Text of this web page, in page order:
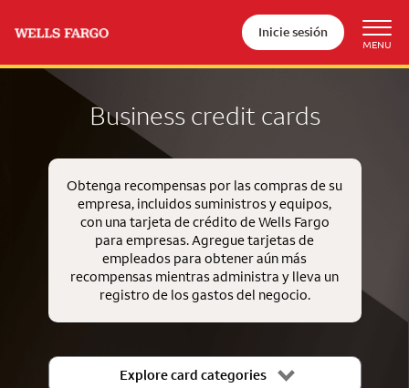
Inicie sesión
Business credit cards
Obtenga recompensas por las compras de su
empresa, incluidos suministros y equipos,
con una tarjeta de crédito de Wells Fargo
para empresas. Agregue tarjetas de
empleados para obtener aún más
recompensas mientras administra y lleva un
registro de los gastos del negocio.
Explore card categories